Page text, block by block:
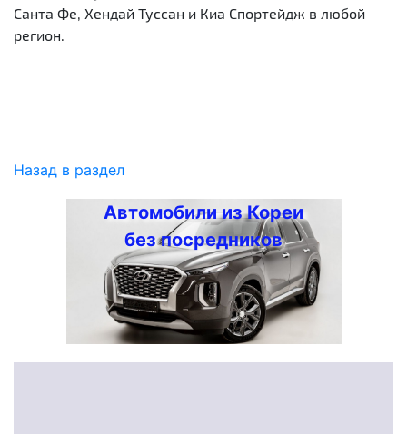
Санта Фе, Хендай Туссан и Киа Спортейдж в любой
регион.
Назад в раздел
Автомобили из Кореи
без посредников